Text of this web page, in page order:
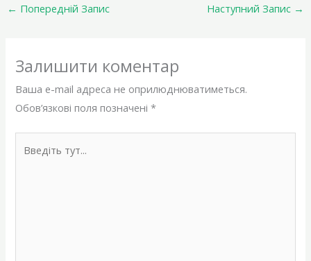
← Попередній Запис Наступний Запис →
Залишити коментар
Ваша e-mail адреса не оприлюднюватиметься.
Обов’язкові поля позначені*